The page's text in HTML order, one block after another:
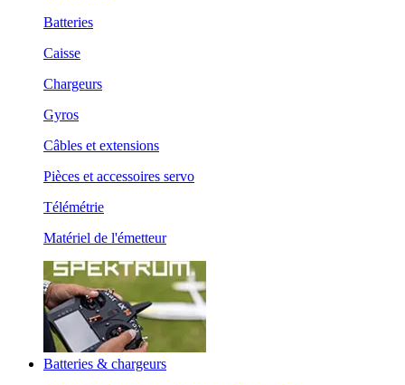
Batteries
Caisse
Chargeurs
Gyros
Câbles et extensions
Pièces et accessoires servo
Télémétrie
Matériel de l'émetteur
Batteries & chargeurs